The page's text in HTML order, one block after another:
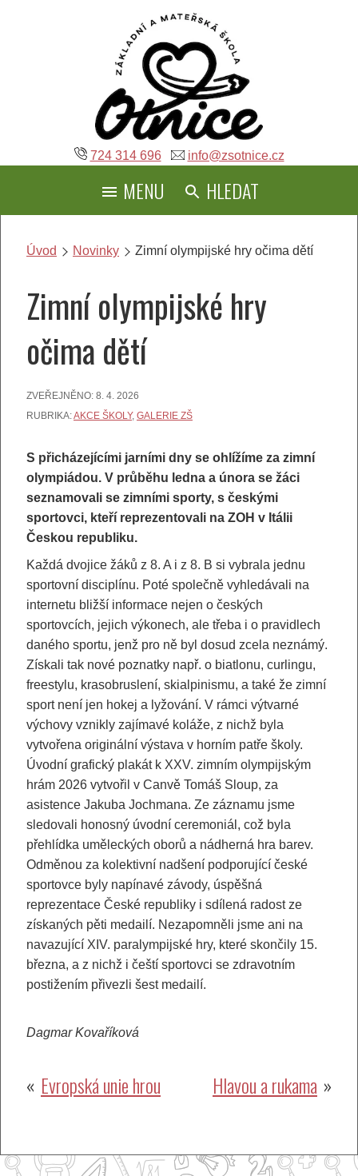
724 314 696 info@zsotnice.cz
MENU HLEDAT
Úvod Novinky Zimní olympijské hry očima dětí
Zimní olympijské hry
očima dětí
ZVEŘEJNĚNO: 8. 4. 2026
RUBRIKA:AKCE ŠKOLY, GALERIE ZŠ
S přicházejícími jarními dny se ohlížíme za zimní
olympiádou. V průběhu ledna a února se žáci
seznamovali se zimními sporty, s českými
sportovci, kteří reprezentovali na ZOH v Itálii
Českou republiku.
Každá dvojice žáků z 8. A i z 8. B si vybrala jednu
sportovní disciplínu. Poté společně vyhledávali na
internetu bližší informace nejen o českých
sportovcích, jejich výkonech, ale třeba i o pravidlech
daného sportu, jenž pro ně byl dosud zcela neznámý.
Získali tak nové poznatky např. o biatlonu, curlingu,
freestylu, krasobruslení, skialpinismu, a také že zimní
sport není jen hokej a lyžování. V rámci výtvarné
výchovy vznikly zajímavé koláže, z nichž byla
vytvořena originální výstava v horním patře školy.
Úvodní grafický plakát k XXV. zimním olympijským
hrám 2026 vytvořil v Canvě Tomáš Sloup, za
asistence Jakuba Jochmana. Ze záznamu jsme
sledovali honosný úvodní ceremoniál, což byla
přehlídka uměleckých oborů a nádherná hra barev.
Odměnou za kolektivní nadšení podporující české
sportovce byly napínavé závody, úspěšná
reprezentace České republiky i sdílená radost ze
získaných pěti medailí. Nezapomněli jsme ani na
navazující XIV. paralympijské hry, které skončily 15.
března, a z nichž i čeští sportovci se zdravotním
postižením přivezli šest medailí.
Dagmar Kovaříková
Navigace
příspěvek
Evropská unie hrou Hlavou a rukama